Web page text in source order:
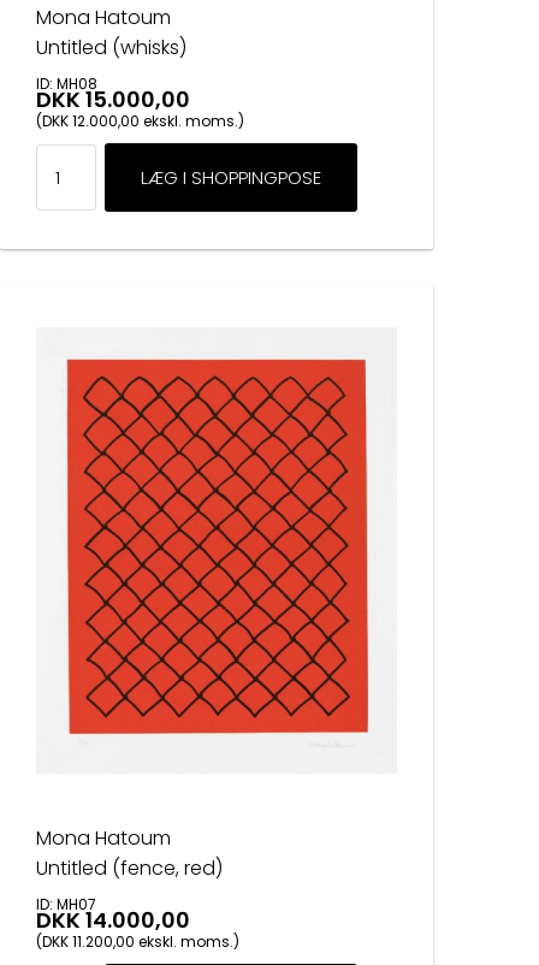
Mona Hatoum
Untitled (whisks)
ID: MH08
DKK 15.000,00
(DKK 12.000,00 ekskl. moms.)
Mona Hatoum
Untitled (fence, red)
ID: MH07
DKK 14.000,00
(DKK 11.200,00 ekskl. moms.)